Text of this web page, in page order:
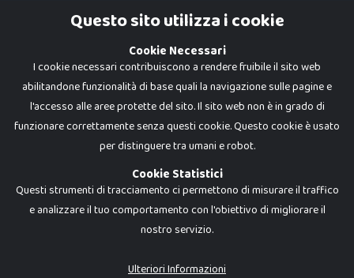
Cookie Policy
Dadi e Mattoncini è un brand di Giocabene Srl. Ogni riproduzione o utilizzo non
I prezzi e le promozioni pubblicate potrebbero differire da quanto esposto in
Questo sito utilizza i cookie
Cookie Necessari
I cookie necessari contribuiscono a rendere fruibile il sito web
abilitandone funzionalità di base quali la navigazione sulle pagine e
l'accesso alle aree protette del sito. Il sito web non è in grado di
funzionare correttamente senza questi cookie. Questo cookie è usato
per distinguere tra umani e robot.
Cookie Statistici
Questi strumenti di tracciamento ci permettono di misurare il traffico
e analizzare il tuo comportamento con l'obiettivo di migliorare il
nostro servizio.
Ulteriori Informazioni